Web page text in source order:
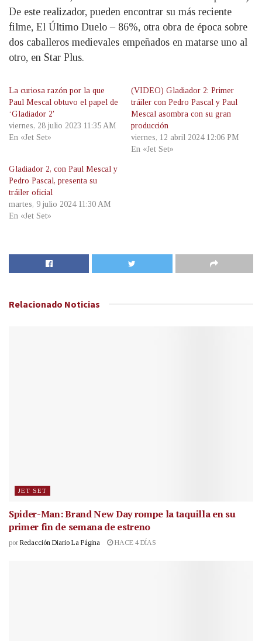
De este realizador, pueden encontrar su más reciente
filme, El Último Duelo – 86%, otra obra de época sobre
dos caballeros medievales empeñados en matarse uno al
otro, en Star Plus.
La curiosa razón por la que
Paul Mescal obtuvo el papel de
‘Gladiador 2′
viernes, 28 julio 2023 11:35 AM
En «Jet Set»
(VIDEO) Gladiador 2: Primer
tráiler con Pedro Pascal y Paul
Mescal asombra con su gran
producción
viernes, 12 abril 2024 12:06 PM
En «Jet Set»
Gladiador 2, con Paul Mescal y
Pedro Pascal, presenta su
tráiler oficial
martes, 9 julio 2024 11:30 AM
En «Jet Set»
Relacionado Noticias
JET SET
Spider-Man: Brand New Day rompe la taquilla en su
primer fin de semana de estreno
por Redacción Diario La Página HACE 4 DÍAS